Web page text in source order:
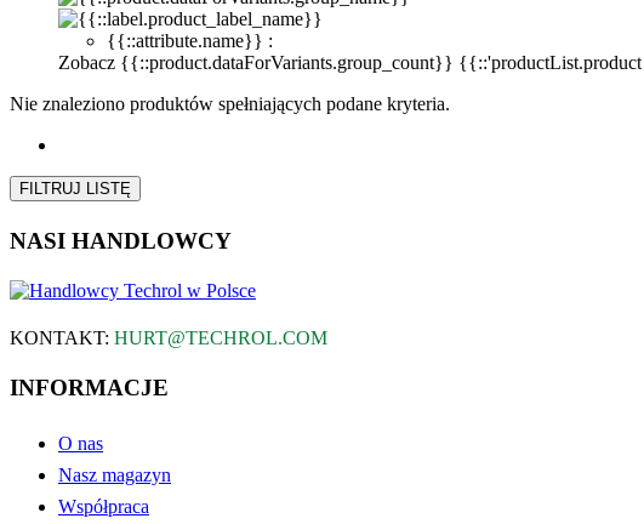
{{::attribute.name}} :
Zobacz {{::product.dataForVariants.group_count}}
Nie znaleziono produktów spełniających podane kryteria.
FILTRUJ LISTĘ
NASI HANDLOWCY
KONTAKT: HURT@TECHROL.COM
INFORMACJE
O nas
Nasz magazyn
Współpraca